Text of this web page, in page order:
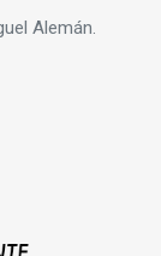
Alemán.